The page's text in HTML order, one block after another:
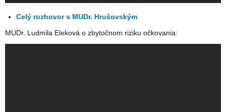
Celý rozhovor s MUDr. Hrušovským
MUDr. Ludmila Eleková o zbytočnom riziku očkovania: